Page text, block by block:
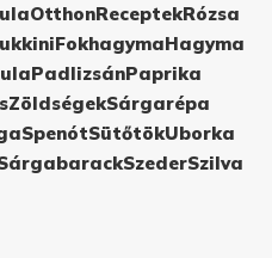
OtthonReceptekRózsa
FokhagymaHagyma
PadlizsánPaprika
ZöldségekSárgarépa
SpenótSütőtökUborka
SzederSzilva